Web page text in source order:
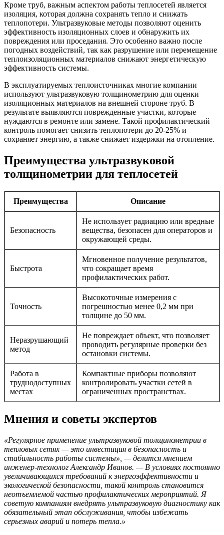
Кроме труб, важным аспектом работы теплосетей является
изоляция, которая должна сохранять тепло и снижать
теплопотери. Ультразвуковые методы позволяют оценить
эффективность изоляционных слоев и обнаружить их
повреждения или проседания. Это особенно важно после
погодных воздействий, так как разрушение или перемещение
теплоизоляционных материалов снижают энергетическую
эффективность системы.
В эксплуатируемых теплоисточниках многие компании
используют ультразвуковую толщинометрию для оценки
изоляционных материалов на внешней стороне труб. В
результате выявляются поврежденные участки, которые
нуждаются в ремонте или замене. Такой профилактический
контроль помогает снизить теплопотери до 20-25% и
сохраняет энергию, а также снижает издержки на отопление.
Преимущества ультразвуковой
толщинометрии для теплосетей
Преимущества Описание
Безопасность
Не использует радиацию или вредные
вещества, безопасен для операторов и
окружающей среды.
Быстрота
Мгновенное получение результатов,
что сокращает время
профилактических работ.
Точность
Высокоточные измерения с
погрешностью менее 0,2 мм при
толщине до 50 мм.
Неразрушающий
метод
Не повреждает объект, что позволяет
проводить регулярные проверки без
остановки системы.
Работа в
труднодоступных
местах
Компактные приборы позволяют
контролировать участки сетей в
ограниченных пространствах.
Мнения и советы экспертов
«Регулярное применение ультразвуковой толщинометрии в
тепловых сетях — это инвестиция в безопасность и
стабильность работы системы», — делится мнением
инженер-технолог Александр Иванов. — В условиях постоянно
увеличивающихся требований к энергоэффективности и
экологической безопасности, такой контроль становится
неотъемлемой частью профилактических мероприятий. Я
советую компаниям внедрять ультразвуковую диагностику как
обязательный этап обслуживания, чтобы избежать
серьезных аварий и потерь тепла.»